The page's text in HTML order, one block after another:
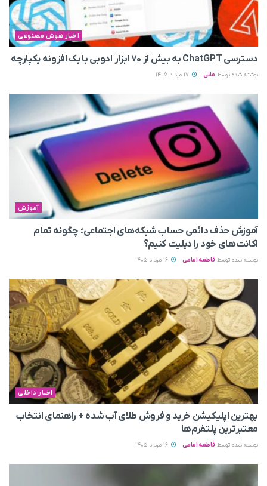
اخبار هوش مصنوعی
دسترسی ChatGPT به بیش از ۷۰ ابزار ادوبی با یک افزونه یکپارچه
نوشته شده توسط مانی
آموزش
آموزش حذف دائمی حساب شبکه‌های اجتماعی؛ چگونه تمام
اکانت‌های خود را دیلیت کنیم؟
نوشته شده توسط فاطمه امامی
اخبار داخلی
بهترین اپلیکیشن خرید و فروش طلای آب شده + راهنمای انتخاب
معتبرترین پلتفرم‌ها
نوشته شده توسط فاطمه امامی